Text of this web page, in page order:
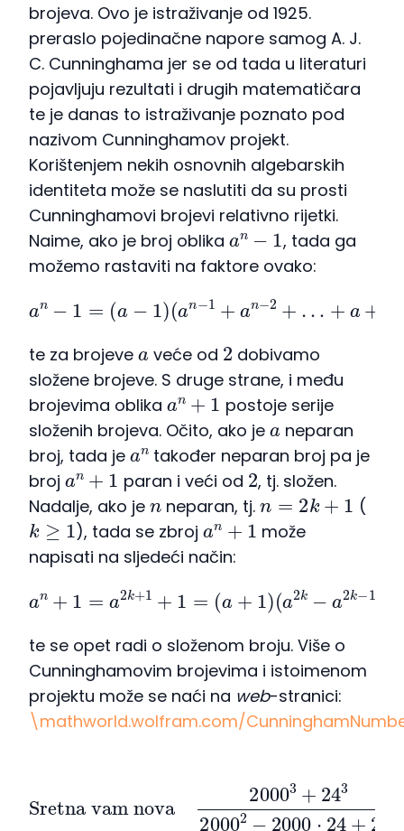
brojeva. Ovo je istraživanje od 1925.
preraslo pojedinačne napore samog A. J.
C. Cunninghama jer se od tada u literaturi
pojavljuju rezultati i drugih matematičara
te je danas to istraživanje poznato pod
nazivom Cunninghamov projekt.
Korištenjem nekih osnovnih algebarskih
identiteta može se naslutiti da su prosti
Cunninghamovi brojevi relativno rijetki.
Naime, ako je broj oblika
an−1
, tada ga
možemo rastaviti na faktore ovako:
a n− (a )(an−1+ a −2+ … 1
te za brojeve veće od
2
dobivamo
složene brojeve. S druge strane, i među
brojevima oblika
an+1
postoje serije
složenih brojeva. Očito, ako je
a
neparan
broj, tada je
an
također neparan broj pa je
broj
an+1
paran i veći od
2
, tj. složen.
Nadalje, ako je
n
neparan, tj.
n=2k+1
(
k≥1
), tada se zbroj
an+ 1
može
napisati na sljedeći način:
an+1 k+1 1 = +1 (a2k− a2 1+…
− 1)
te se opet radi o složenom broju. Više o
Cunninghamovim brojevima i istoimenom
projektu može se naći na web-stranici:
\mathworld.wolfram.com/
−2000 24+24